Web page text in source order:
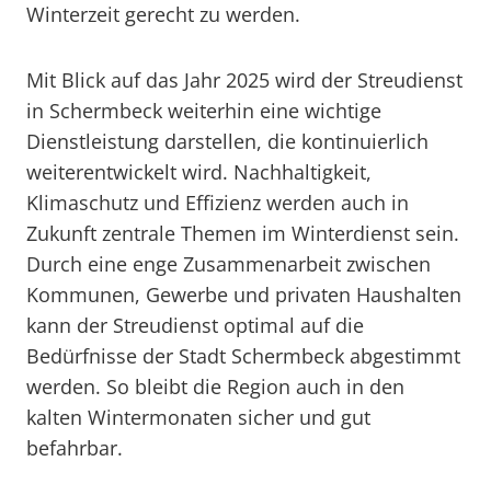
Winterzeit gerecht zu werden.
Mit Blick auf das Jahr 2025 wird der Streudienst
in Schermbeck weiterhin eine wichtige
Dienstleistung darstellen, die kontinuierlich
weiterentwickelt wird. Nachhaltigkeit,
Klimaschutz und Effizienz werden auch in
Zukunft zentrale Themen im Winterdienst sein.
Durch eine enge Zusammenarbeit zwischen
Kommunen, Gewerbe und privaten Haushalten
kann der Streudienst optimal auf die
Bedürfnisse der Stadt Schermbeck abgestimmt
werden. So bleibt die Region auch in den
kalten Wintermonaten sicher und gut
befahrbar.